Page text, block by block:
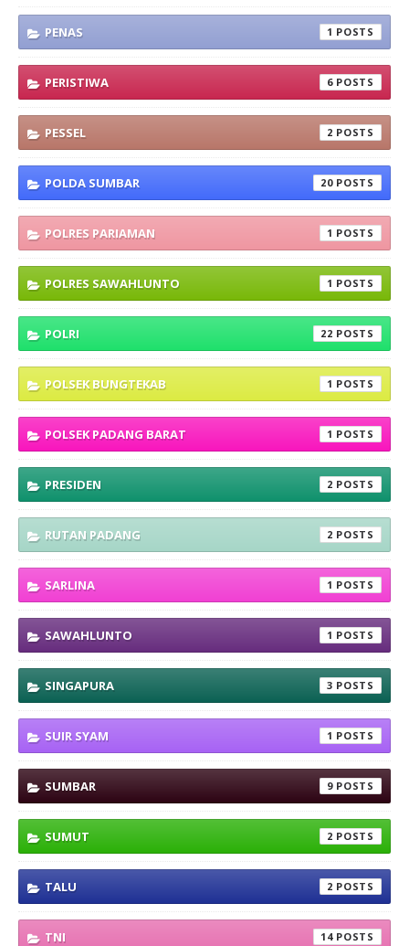
PENAS 1
PERISTIWA 6
PESSEL 2
POLDA SUMBAR 20
POLRES PARIAMAN 1
POLRES SAWAHLUNTO 1
POLRI 22
POLSEK BUNGTEKAB 1
POLSEK PADANG BARAT 1
PRESIDEN 2
RUTAN PADANG 2
SARLINA 1
SAWAHLUNTO 1
SINGAPURA 3
SUIR SYAM 1
SUMBAR 9
SUMUT 2
TALU 2
TNI 14